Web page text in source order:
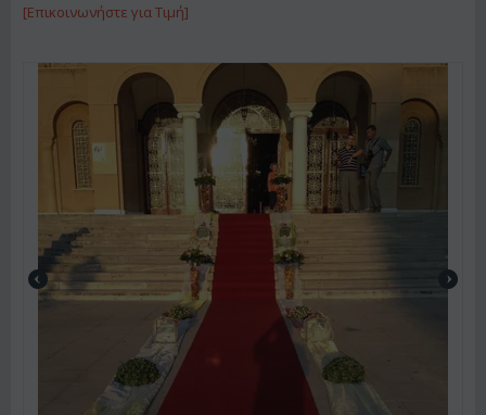
[Επικοινωνήστε για Τιμή]